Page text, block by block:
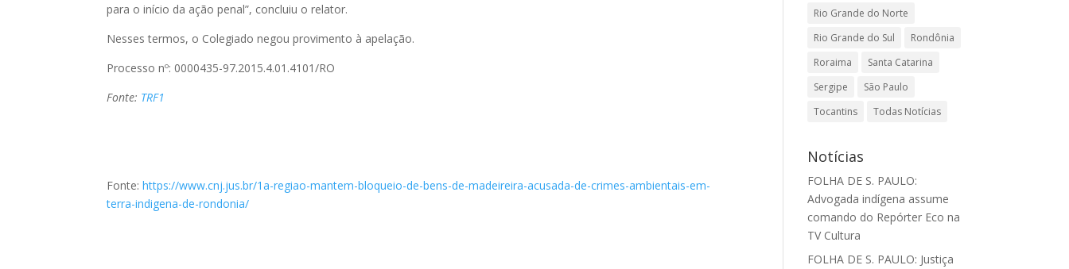
para o início da ação penal”, concluiu o relator.
Nesses termos, o Colegiado negou provimento à apelação.
Processo nº: 0000435-97.2015.4.01.4101/RO
Fonte: TRF1
Fonte:https://www.cnj.jus.br/1a-regiao-mantem-bloqueio-de-bens-de-madeireira-acusada-de-crimes-ambientais-em-
terra-indigena-de-rondonia/
Rio Grande do Norte
Rio Grande do Sul
Rondônia
Roraima
Santa Catarina
Sergipe
São Paulo
Tocantins
Todas Notícias
Notícias
FOLHA DE S. PAULO:
Advogada indígena assume
comando do Repórter Eco na
TV Cultura
FOLHA DE S. PAULO: Justiça